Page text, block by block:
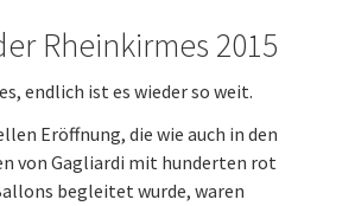
Rheinkirmes 2015
endlich ist es wieder so weit.
Eröffnung, die wie auch in den
von Gagliardi mit hunderten rot
begleitet wurde, waren